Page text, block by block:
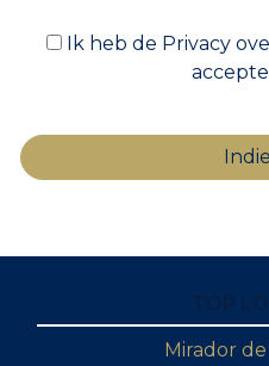
Ik heb de Privacy
Mirador